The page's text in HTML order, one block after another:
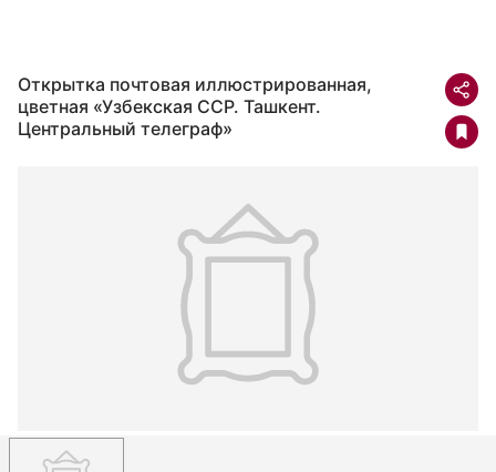
Открытка почтовая иллюстрированная,
цветная «Узбекская ССР. Ташкент.
Центральный телеграф»